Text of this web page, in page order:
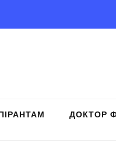
ДОКТОР